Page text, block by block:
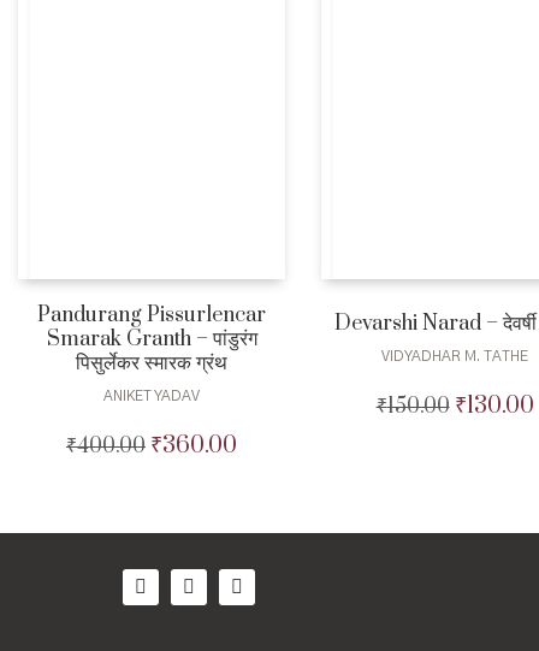
Pandurang Pissurlencar
Smarak Granth – पांडुरंग
पिसुर्लेकर स्मारक ग्रंथ
ANIKET YADAV
₹400.00 Original
₹360.00
Devarshi Narad – देवर्षी
VIDYADHAR M. TATHE
₹150.00 Original
₹130.00